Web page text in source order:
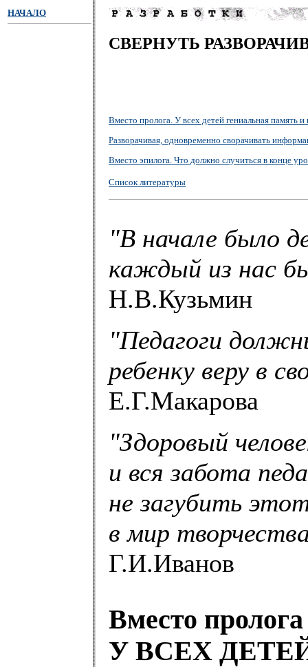
НАЧАЛО
СВЕРНУТЬ
Вместо пролога. У всех детей гениальная память
Разворачивая, одновременно сворачивать
Вместо эпилога. Что должно случиться в конце
Список литературы
"В начале было
каждый из нас
Н.В.Кузьмин
"Педагоги
ребенку веру в
Е.Г.Макарова
"Здоровый
и вся забота
не загубить
в мир
Г.И.Иванов
Вместо пролога
У ВСЕХ